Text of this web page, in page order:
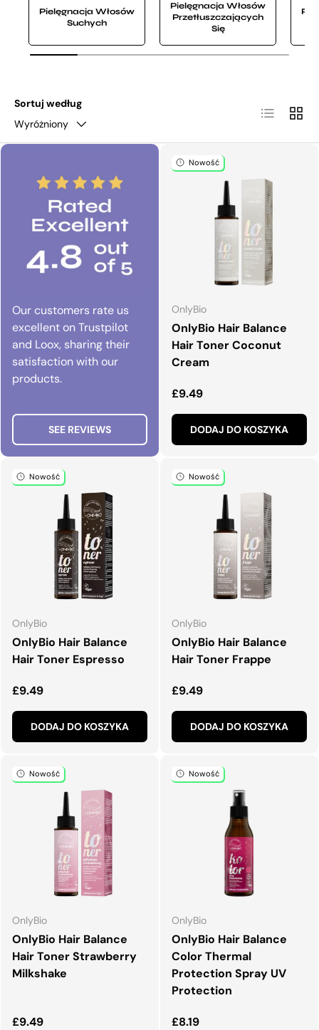
Pielęgnacja Włosów
Suchych
Pielęgnacja Włosów
Przetłuszczających
Się
Sortuj według
Wyróżniony
Lista Siatka
Our customers rate us
excellent on Trustpilot
and Loox, sharing their
satisfaction with our
products.
SEE REVIEWS
Nowość
OnlyBio
OnlyBio Hair Balance
Hair Toner Coconut
Cream
Normalna cena
£9.49
DODAJ DO KOSZYKA
Nowość
OnlyBio
OnlyBio Hair Balance
Hair Toner Espresso
Normalna cena
£9.49
DODAJ DO KOSZYKA
Nowość
OnlyBio
OnlyBio Hair Balance
Hair Toner Frappe
Normalna cena
£9.49
DODAJ DO KOSZYKA
Nowość
OnlyBio
OnlyBio Hair Balance
Hair Toner Strawberry
Milkshake
Normalna cena
£9.49
Nowość
OnlyBio
OnlyBio Hair Balance
Color Thermal
Protection Spray UV
Protection
Normalna cena
£8.19